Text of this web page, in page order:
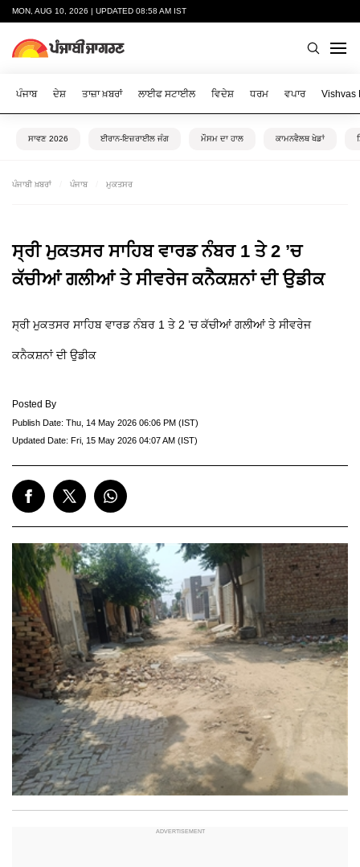
MON, AUG 10, 2026 | UPDATED 08:58 AM IST
ਪੰਜਾਬ ਦੇਸ਼ ਤਾਜ਼ਾ ਖ਼ਬਰਾਂ ਲਾਈਫ ਸਟਾਈਲ ਵਿਦੇਸ਼ ਧਰਮ ਵਪਾਰ Vishvas
ਸਾਵਣ 2026 ਈਰਾਨ-ਇਜ਼ਰਾਈਲ ਜੰਗ ਮੌਸਮ ਦਾ ਹਾਲ ਕਾਮਨਵੈਲਥ ਖੇਡਾਂ
ਪੰਜਾਬੀ ਖ਼ਬਰਾਂ ਪੰਜਾਬ ਮੁਕਤਸਰ
ਸ੍ਰੀ ਮੁਕਤਸਰ ਸਾਹਿਬ ਵਾਰਡ ਨੰਬਰ 1 ਤੇ 2 ’ਚ
ਕੱਚੀਆਂ ਗਲੀਆਂ ਤੇ ਸੀਵਰੇਜ ਕਨੈਕਸ਼ਨਾਂ ਦੀ ਉਡੀਕ
ਸ੍ਰੀ ਮੁਕਤਸਰ ਸਾਹਿਬ ਵਾਰਡ ਨੰਬਰ 1 ਤੇ 2 ’ਚ ਕੱਚੀਆਂ ਗਲੀਆਂ ਤੇ ਸੀਵਰੇਜ
ਕਨੈਕਸ਼ਨਾਂ ਦੀ ਉਡੀਕ
Posted By
Publish Date: Thu, 14 May 2026 06:06 PM (IST)
Updated Date: Fri, 15 May 2026 04:07 AM (IST)